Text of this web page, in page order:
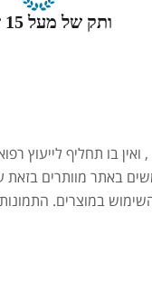
ותק של מעל 15 שנה
בו תחליף לייעוץ
באתר מוותרים
במוצרים.